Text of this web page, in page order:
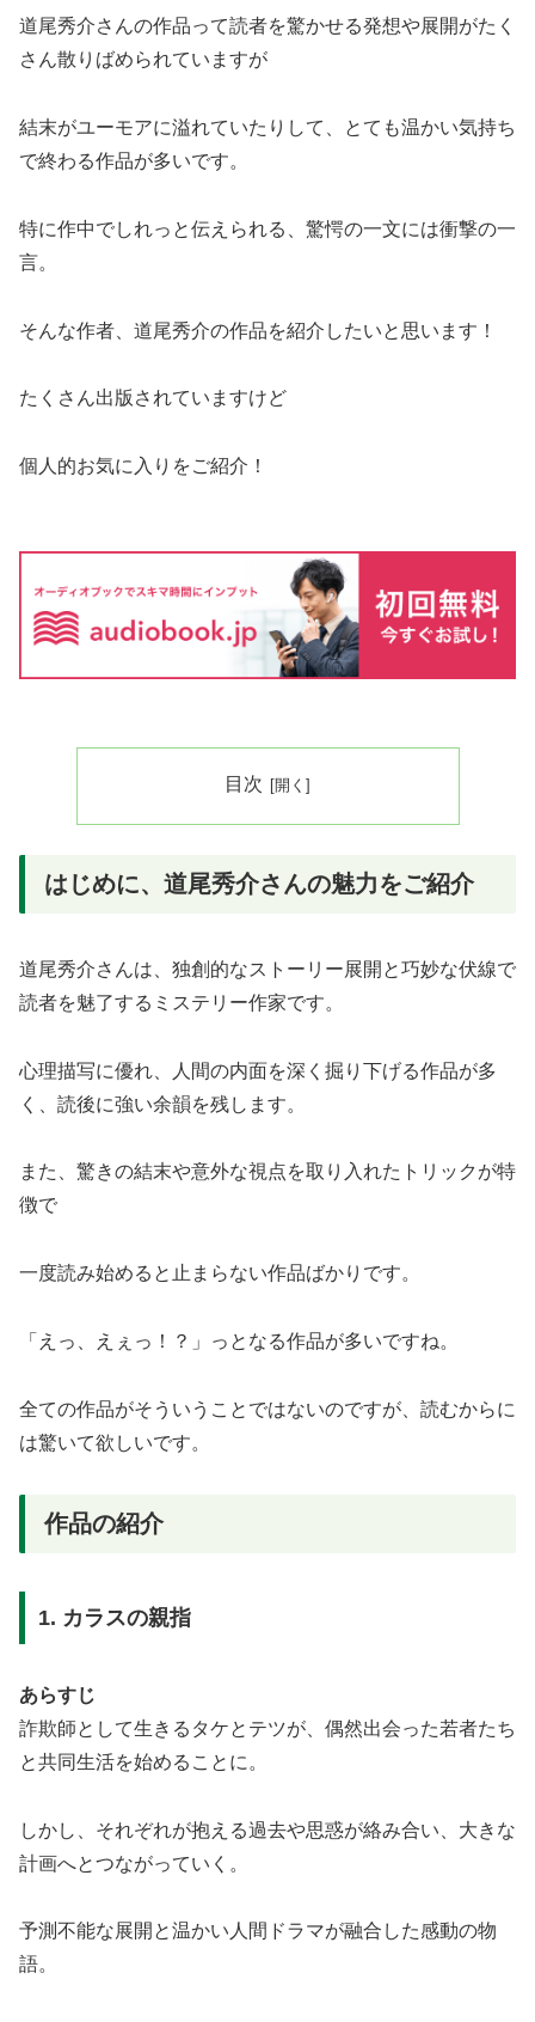
道尾秀介さんの作品って読者を驚かせる発想や展開がたく
さん散りばめられていますが
結末がユーモアに溢れていたりして、とても温かい気持ち
で終わる作品が多いです。
特に作中でしれっと伝えられる、驚愕の一文には衝撃の一
言。
そんな作者、道尾秀介の作品を紹介したいと思います！
たくさん出版されていますけど
個人的お気に入りをご紹介！
目次
はじめに、道尾秀介さんの魅力をご紹介
道尾秀介さんは、独創的なストーリー展開と巧妙な伏線で
読者を魅了するミステリー作家です。
心理描写に優れ、人間の内面を深く掘り下げる作品が多
く、読後に強い余韻を残します。
また、驚きの結末や意外な視点を取り入れたトリックが特
徴で
一度読み始めると止まらない作品ばかりです。
「えっ、えぇっ！？」っとなる作品が多いですね。
全ての作品がそういうことではないのですが、読むからに
は驚いて欲しいです。
作品の紹介
1. カラスの親指
あらすじ
詐欺師として生きるタケとテツが、偶然出会った若者たち
と共同生活を始めることに。
しかし、それぞれが抱える過去や思惑が絡み合い、大きな
計画へとつながっていく。
予測不能な展開と温かい人間ドラマが融合した感動の物
語。